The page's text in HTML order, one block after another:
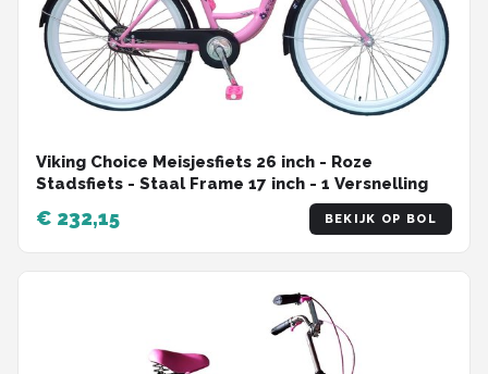
Viking Choice Meisjesfiets 26 inch - Roze
Stadsfiets - Staal Frame 17 inch - 1 Versnelling
€ 232,15 BEKIJK OP BOL